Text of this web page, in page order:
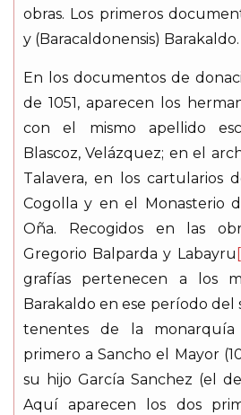
obras. Los primeros
y (Baracaldonensis)
En los documentos de
de 1051, aparecen los
con el mismo apellido
Blascoz, Velázquez; en el
Talavera, en los cartularios
Cogolla y en el Monasterio
Oña. Recogidos en las
Gregorio Balparda y Labayru
grafías pertenecen a los
Barakaldo en ese período del
tenentes de la monarquía
primero a Sancho el Mayor
su hijo García Sanchez (el de
Aquí aparecen los dos